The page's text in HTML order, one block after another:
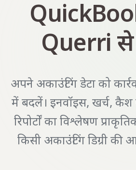
Querri से
अपने अकाउंटिंग डेटा को
में बदलें। इनवॉइस, खर्च, कैश
रिपोर्टों का विश्लेषण
किसी अकाउंटिंग डिग्री की